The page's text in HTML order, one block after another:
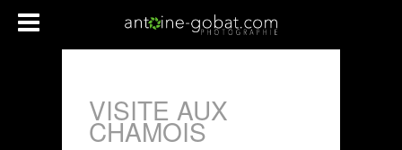
VISITE AUX
CHAMOIS